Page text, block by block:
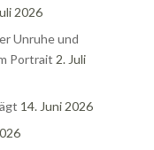
2026
Unruhe und
Portrait 2. Juli
14. Juni 2026